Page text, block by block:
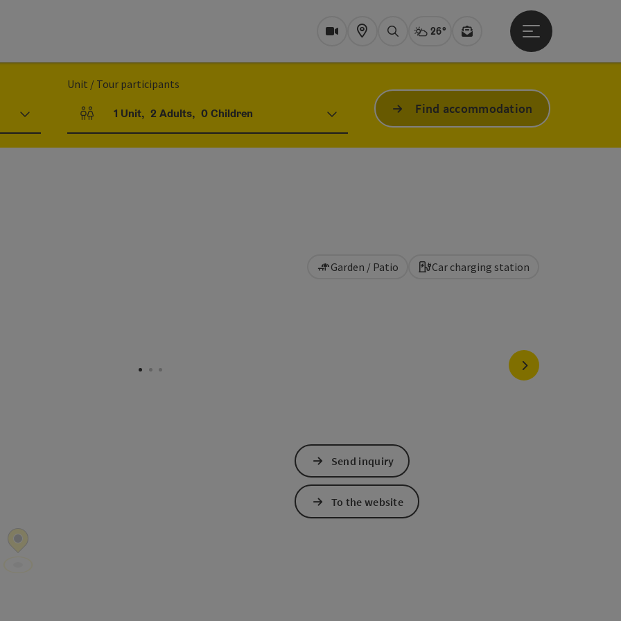
Webcams
KartesearchActual Weather Bad Ischl,
26°
Newsletter
Open main menu
Unit / Tour participants
Number of units and person fields
1 Unit, 2 Adults, 0Children Find accommodation
next slide
Garden / Patio Car charging station
Send inquiry
To the website